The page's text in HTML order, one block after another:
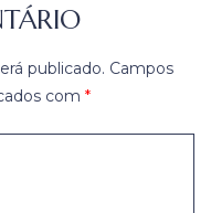
publicado. Campos
com *